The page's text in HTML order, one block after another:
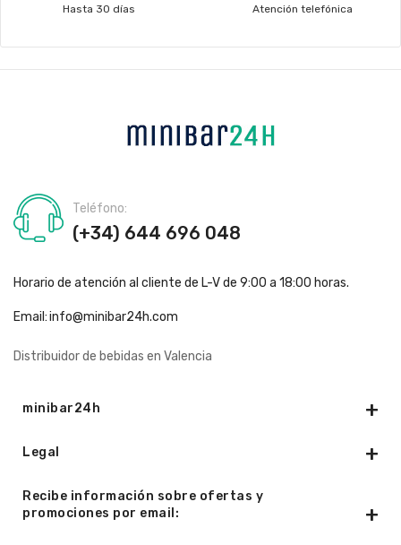
Hasta 30 días Atención telefónica
Teléfono:
(+34) 644 696 048
Horario de atención al cliente de L-V de 9:00 a 18:00 horas.
Email:info@minibar24h.com
Distribuidor de bebidas en Valencia
minibar24h
Legal
Recibe información sobre ofertas y
promociones por email: